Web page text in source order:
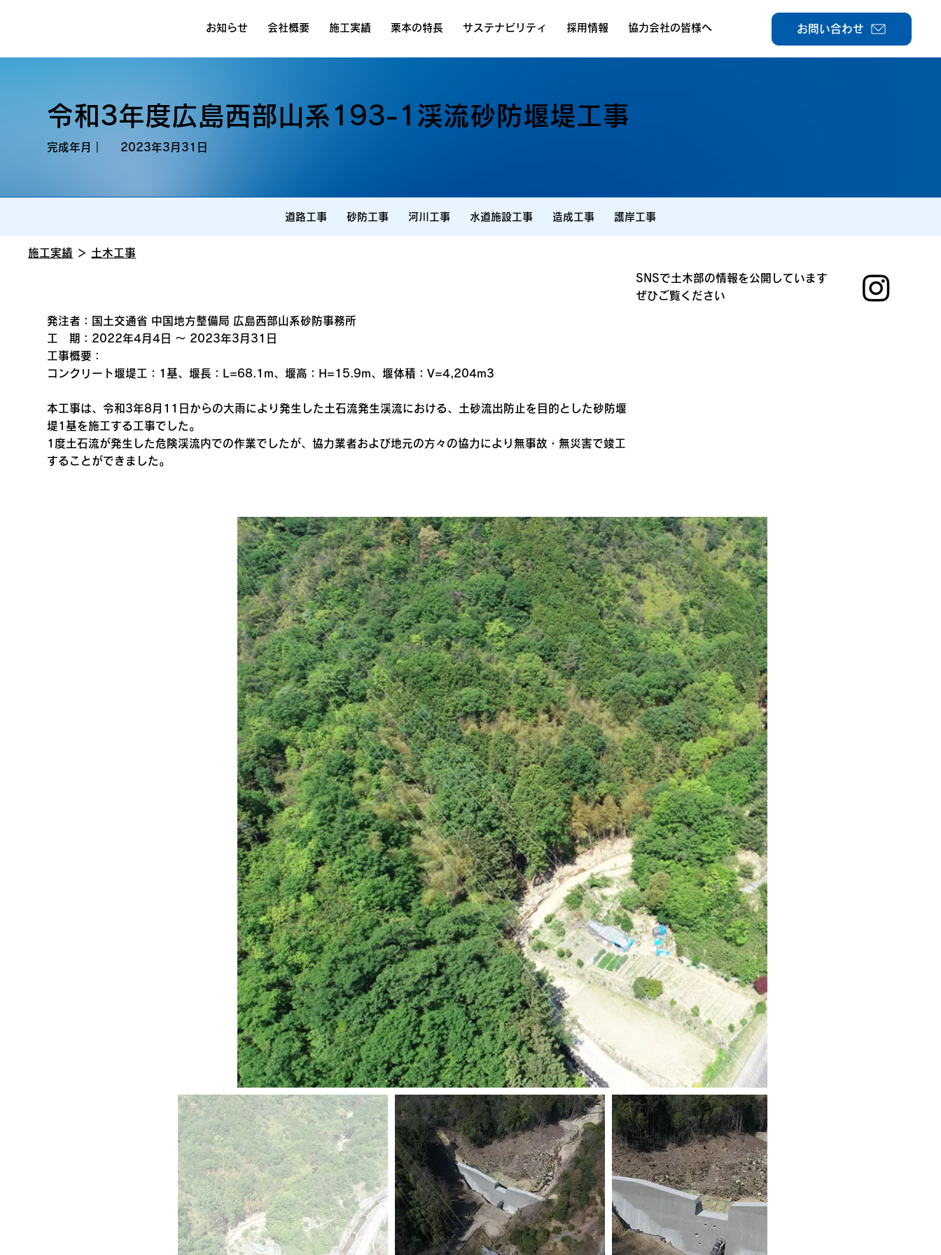
お知らせ 会社概要 施工実績 栗本の特長 サステナビリティ 採用情報 協力会社の皆様へ お問い合わせ
令和3年度広島西部山系193-1渓流砂防堰堤工事
完成年月｜ 2023年3月31日
道路工事 砂防工事 河川工事 水道施設工事 造成工事 護岸工事
施工実績 ＞ 土木工事
SNSで土木部の情報を公開しています
ぜひご覧ください
発注者：国土交通省 中国地方整備局 広島西部山系砂防事務所
工 期：2022年4月4日 ～ 2023年3月31日
工事概要：
コンクリート堰堤工：1基、堰長：L=68.1m、堰高：H=15.9m、堰体積：V=4,204m3
本工事は、令和3年8月11日からの大雨により発生した土石流発生渓流における、土砂流出防止を目的とした砂防堰
堤1基を施工する工事でした。
1度土石流が発生した危険渓流内での作業でしたが、協力業者および地元の方々の協力により無事故・無災害で竣工
することができました。